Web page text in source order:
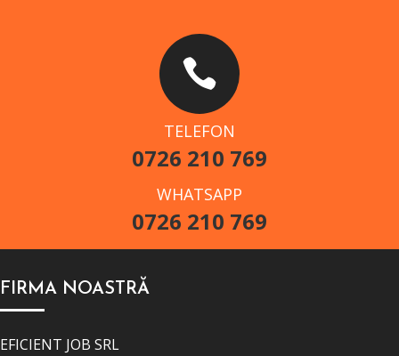

TELEFON
0726 210 769
WHATSAPP
0726 210 769
FIRMA NOASTRĂ
EFICIENT JOB SRL